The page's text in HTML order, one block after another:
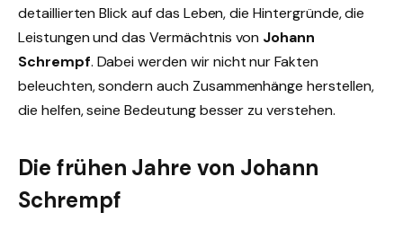
detaillierten Blick auf das Leben, die Hintergründe, die
Leistungen und das Vermächtnis von Johann
Schrempf. Dabei werden wir nicht nur Fakten
beleuchten, sondern auch Zusammenhänge herstellen,
die helfen, seine Bedeutung besser zu verstehen.
Die frühen Jahre von Johann
Schrempf